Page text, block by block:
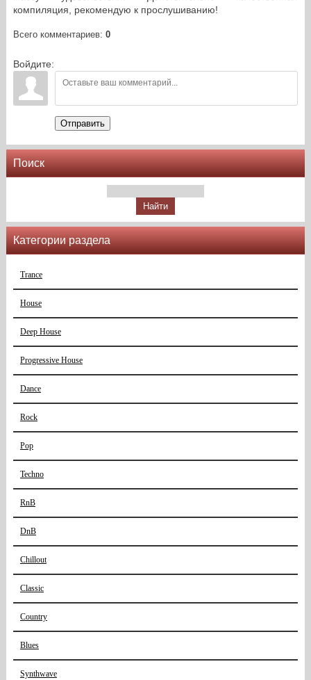
компиляция, рекомендую к прослушиванию!
Всего комментариев: 0
Войдите:
Отправить
Поиск
Категории раздела
Trance
House
Deep House
Progressive House
Dance
Rock
Pop
Techno
RnB
DnB
Chillout
Classic
Country
Blues
Synthwave